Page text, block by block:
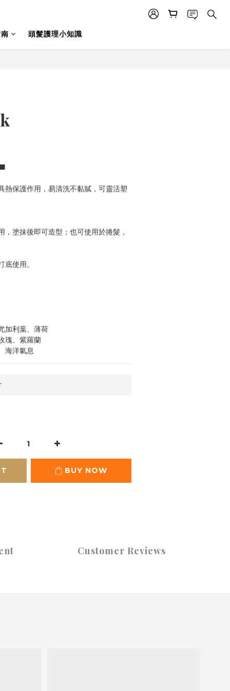
頭髮護理小知識
熱保護作用，易清洗不黏膩，可靈活塑
，塗抹後即可造型；也可使用於捲髮，
使用。
加利葉、薄荷
瑰、紫羅蘭
海洋氣息
BUY NOW
Customer Reviews